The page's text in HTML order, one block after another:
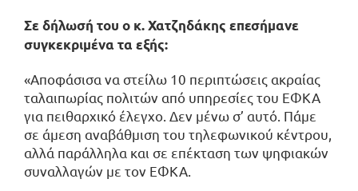
Σε δήλωσή του ο κ. Χατζηδάκης επεσήμανε
συγκεκριμένα τα εξής:
«Αποφάσισα να στείλω 10 περιπτώσεις ακραίας
ταλαιπωρίας πολιτών από υπηρεσίες του ΕΦΚΑ
για πειθαρχικό έλεγχο. Δεν μένω σ’ αυτό. Πάμε
σε άμεση αναβάθμιση του τηλεφωνικού κέντρου,
αλλά παράλληλα και σε επέκταση των ψηφιακών
συναλλαγών με τον ΕΦΚΑ.